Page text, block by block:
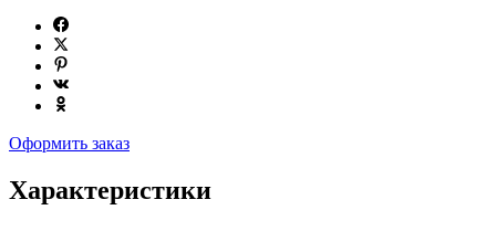
Оформить заказ
Характеристики